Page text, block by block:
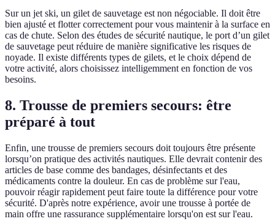
Sur un jet ski, un gilet de sauvetage est non négociable. Il doit être
bien ajusté et flotter correctement pour vous maintenir à la surface en
cas de chute. Selon des études de sécurité nautique, le port d’un gilet
de sauvetage peut réduire de manière significative les risques de
noyade. Il existe différents types de gilets, et le choix dépend de
votre activité, alors choisissez intelligemment en fonction de vos
besoins.
8. Trousse de premiers secours: être
préparé à tout
Enfin, une trousse de premiers secours doit toujours être présente
lorsqu’on pratique des activités nautiques. Elle devrait contenir des
articles de base comme des bandages, désinfectants et des
médicaments contre la douleur. En cas de problème sur l'eau,
pouvoir réagir rapidement peut faire toute la différence pour votre
sécurité. D'après notre expérience, avoir une trousse à portée de
main offre une rassurance supplémentaire lorsqu'on est sur l'eau.